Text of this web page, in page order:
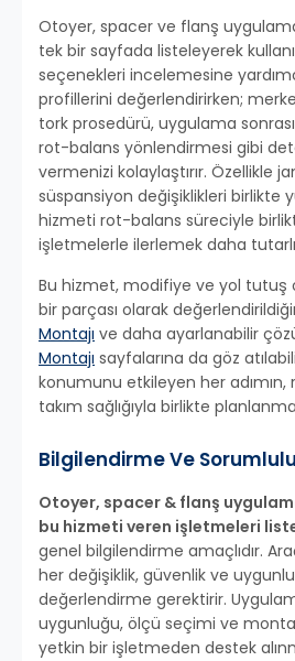
Otoyer, spacer ve flanş
tek bir sayfada listeleyerek
seçenekleri incelemesine
profillerini değerlendirirken;
tork prosedürü, uygulama
rot-balans yönlendirmesi gibi
vermenizi kolaylaştırır. Özellikle
süspansiyon değişiklikleri birlikte
hizmeti rot-balans süreciyle
işletmelerle ilerlemek daha
Bu hizmet, modifiye ve yol tutuş
bir parçası olarak
Montajı ve daha ayarlanabilir
Montajı sayfalarına da göz
konumunu etkileyen her
takım sağlığıyla birlikte
Bilgilendirme Ve
Otoyer, spacer & flanş
bu hizmeti veren işletmeleri
genel bilgilendirme amaçlıdır.
her değişiklik, güvenlik ve
değerlendirme gerektirir.
uygunluğu, ölçü seçimi ve
yetkin bir işletmeden destek